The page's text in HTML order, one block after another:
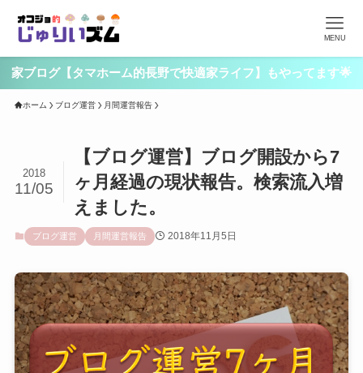
MENU
家ブログ【タマホーム的長野で快適家ライフ】もやってます🌟
ホーム ブログ運営 月間運営報告
【ブログ運営】ブログ開設から7
ヶ月経過の現状報告。検索流入増
えました。
2018
11/05
ブログ運営 月間運営報告 2018年11月5日